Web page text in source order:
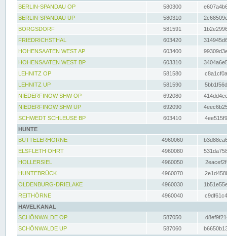
BERLIN-SPANDAU OP
580300
BERLIN-SPANDAU UP
580310
BORGSDORF
581591
FRIEDRICHSTHAL
603420
HOHENSAATEN WEST AP
603400
HOHENSAATEN WEST BP
603310
LEHNITZ OP
581580
LEHNITZ UP
581590
NIEDERFINOW SHW OP
692080
NIEDERFINOW SHW UP
692090
SCHWEDT SCHLEUSE BP
603410
HUNTE
BUTTELERHÖRNE
4960060
ELSFLETH OHRT
4960080
HOLLERSIEL
4960050
HUNTEBRÜCK
4960070
OLDENBURG-DRIELAKE
4960030
REITHÖRNE
4960040
HAVELKANAL
SCHÖNWALDE OP
587050
SCHÖNWALDE UP
587060